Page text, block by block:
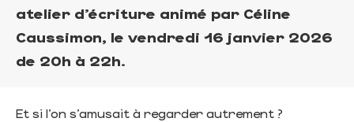
atelier d’écriture animé par Céline
Caussimon, le vendredi 16 janvier 2026
de 20h à 22h.
Et si l’on s’amusait à regarder autrement ?